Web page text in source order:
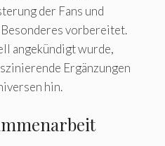
der Fans und
vorbereitet.
angekündigt wurde,
Ergänzungen
hin.